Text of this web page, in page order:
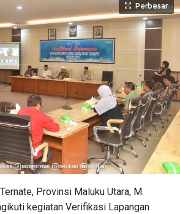
Perbesar
Provinsi Maluku Utara, M.
kegiatan Verifikasi Lapangan